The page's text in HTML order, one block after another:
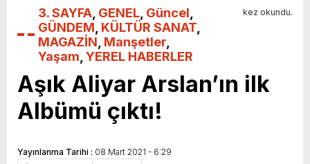
3. SAYFA GENEL Güncel
GÜNDEM KÜLTÜR SANAT
MAGAZİN Manşetler
Yaşam YEREL HABERLER
kez okundu.
Aşık Aliyar Arslan’ın ilk
Albümü çıktı!
Yayınlanma Tarihi : 08 Mart 2021 - 6:29